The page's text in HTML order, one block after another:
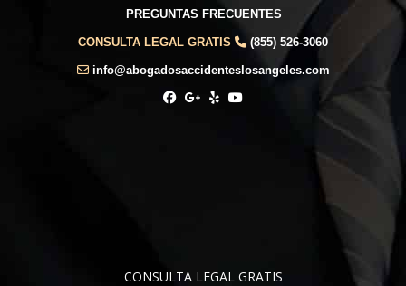
PREGUNTAS FRECUENTES
CONSULTA LEGAL GRATIS (855) 526-3060
info@abogadosaccidenteslosangeles.com
CONSULTA LEGAL GRATIS